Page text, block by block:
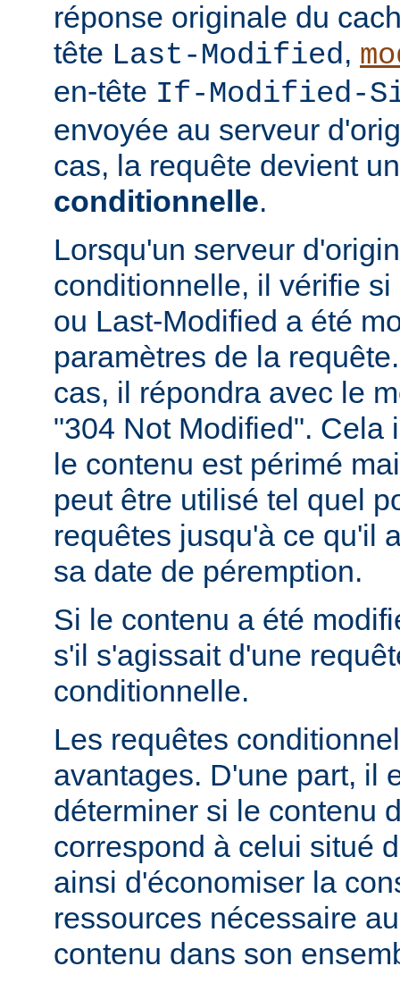
réponse originale du
tête Last-Modified,
en-tête If-Modified-
envoyée au serveur
cas, la requête devient
conditionnelle.
Lorsqu'un serveur
conditionnelle, il vérifie
ou Last-Modified a été
paramètres de la
cas, il répondra avec le
"304 Not Modified". Cela
le contenu est périmé
peut être utilisé tel quel
requêtes jusqu'à ce qu'il
sa date de péremption.
Si le contenu a été
s'il s'agissait d'une
conditionnelle.
Les requêtes
avantages. D'une part, il
déterminer si le contenu
correspond à celui situé
ainsi d'économiser la
ressources nécessaire
contenu dans son